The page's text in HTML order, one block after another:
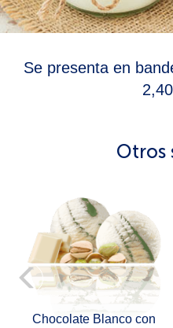
Se presenta en
Otros
Chocolate Blanco con